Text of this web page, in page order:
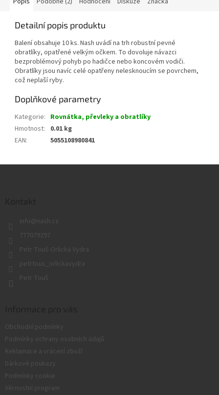
Detailní popis produktu
Balení obsahuje 10 ks. Nash uvádí na trh robustní pevné
obratlíky, opatřené velkým očkem. To dovoluje návazci
bezproblémový pohyb po hadičce nebo koncovém vodiči.
Obratlíky jsou navíc celé opatřeny nelesknoucím se povrchem,
což neplaší ryby.
Doplňkové parametry
Kategorie: Rovnátka, převleky a obratlíky
Hmotnost:
0.01 kg
EAN: 5055108980841
info@nash.cz
777079297
Petr Touš-Orlická Vydra
petrtous_orlickavydra
Petr Touš
Obchodní podmínky
Podmínky ochrany osobních údajů
Reklamace a vrácení zboží
Dárkové poukazy
Podmínky cookie
Věrnostní program